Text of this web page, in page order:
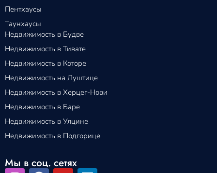
Пентхаусы
Таунхаусы
Недвижимость в Будве
Недвижимость в Тивате
Недвижимость в Которе
Недвижимость на Луштице
Недвижимость в Херцег-Нови
Недвижимость в Баре
Недвижимость в Улцине
Недвижимость в Подгорице
Мы в соц. сетях